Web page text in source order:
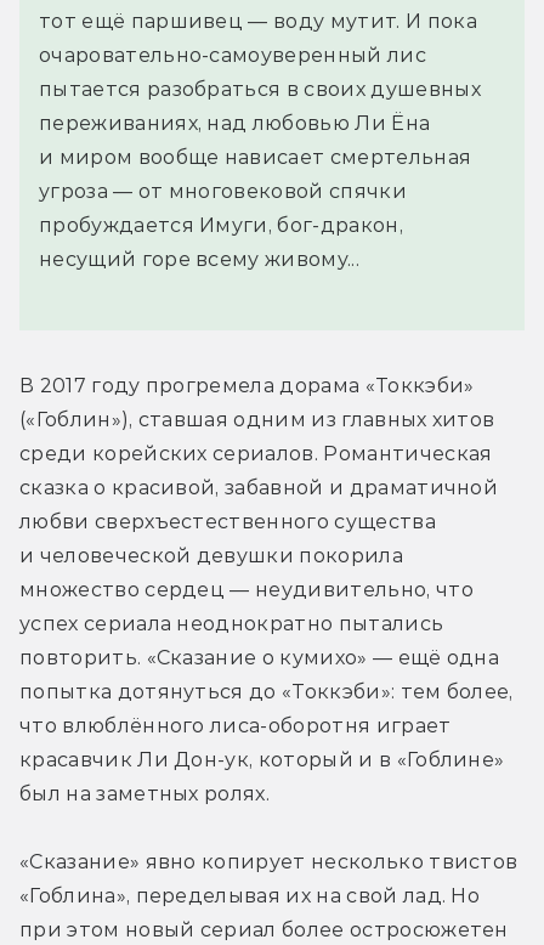
тот ещё паршивец — воду мутит. И пока
очаровательно-самоуверенный лис
пытается разобраться в своих душевных
переживаниях, над любовью Ли Ёна
и миром вообще нависает смертельная
угроза — от многовековой спячки
пробуждается Имуги, бог-дракон,
несущий горе всему живому...
В 2017 году прогремела дорама «Токкэби»
(«Гоблин»), ставшая одним из главных хитов
среди корейских сериалов. Романтическая
сказка о красивой, забавной и драматичной
любви сверхъестественного существа
и человеческой девушки покорила
множество сердец — неудивительно, что
успех сериала неоднократно пытались
повторить. «Сказание о кумихо» — ещё одна
попытка дотянуться до «Токкэби»: тем более,
что влюблённого лиса-оборотня играет
красавчик Ли Дон-ук, который и в «Гоблине»
был на заметных ролях.
«Сказание» явно копирует несколько твистов
«Гоблина», переделывая их на свой лад. Но
при этом новый сериал более остросюжетен